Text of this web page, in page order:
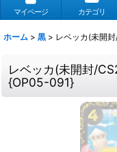
マイページ カテゴリ
ホーム > 黒 > レベッカ(未開
レベッカ(未開封/
{OP05-091}